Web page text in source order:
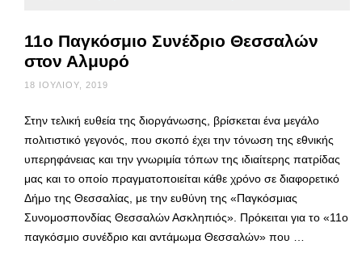
11ο Παγκόσμιο Συνέδριο Θεσσαλών
στον Αλμυρό
18 ΙΟΥΛΊΟΥ, 2019
Στην τελική ευθεία της διοργάνωσης, βρίσκεται ένα μεγάλο
πολιτιστικό γεγονός, που σκοπό έχει την τόνωση της εθνικής
υπερηφάνειας και την γνωριμία τόπων της ιδιαίτερης πατρίδας
μας και το οποίο πραγματοποιείται κάθε χρόνο σε διαφορετικό
Δήμο της Θεσσαλίας, με την ευθύνη της «Παγκόσμιας
Συνομοσπονδίας Θεσσαλών Ασκληπιός». Πρόκειται για το «11ο
παγκόσμιο συνέδριο και αντάμωμα Θεσσαλών» που …